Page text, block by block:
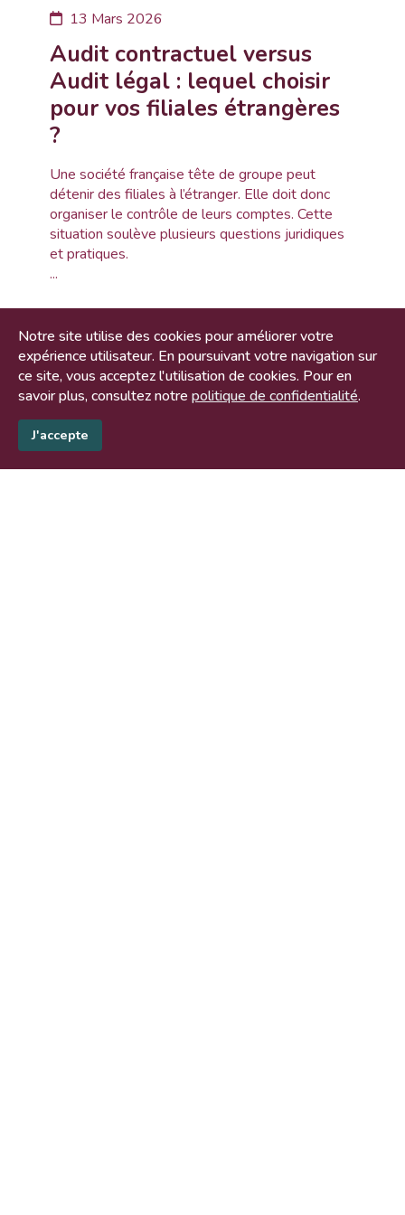
Audit contractuel versus
Audit légal : lequel choisir
pour vos filiales étrangères
?
13 Mars 2026
Une société française tête de groupe peut
détenir des filiales à l’étranger. Elle doit donc
organiser le contrôle de leurs comptes. Cette
situation soulève plusieurs questions juridiques
et pratiques.
...
Notre site utilise des cookies pour améliorer votre
expérience utilisateur. En poursuivant votre navigation sur
ce site, vous acceptez l'utilisation de cookies. Pour en
savoir plus, consultez notre politique de confidentialité.
J'accepte